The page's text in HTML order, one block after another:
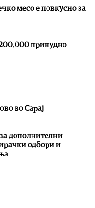
месо е повкусно за
принудно
во Сарај
дополнителни
одбори и